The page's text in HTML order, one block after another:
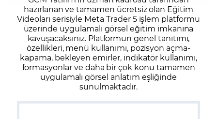
hazırlanan ve tamamen ücretsiz olan Eğitim
Videoları serisiyle Meta Trader 5 işlem platformu
üzerinde uygulamalı görsel eğitim imkanına
kavuşacaksınız. Platformun genel tanıtımı,
özellikleri, menü kullanımı, pozisyon açma-
kapama, bekleyen emirler, indikatör kullanımı,
formasyonlar ve daha bir çok konu tamamen
uygulamalı görsel anlatım eşliğinde
sunulmaktadır.